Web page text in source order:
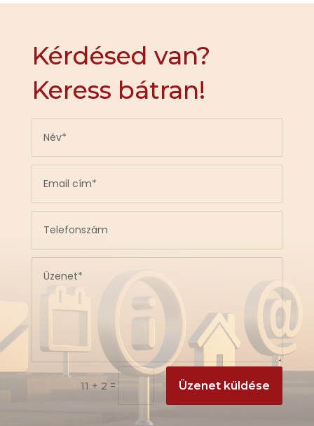
Kérdésed van?
Keress bátran!
11 + 2 = Üzenet küldése